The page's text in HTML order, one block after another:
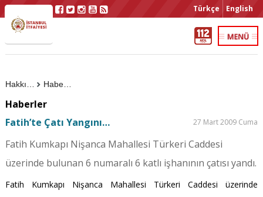
Türkçe English
Haberler
Haberler
Fatih’te Çatı Yangını…
27 Mart 2009 Cuma
Fatih Kumkapı Nişanca Mahallesi Türkeri Caddesi
üzerinde bulunan 6 numaralı 6 katlı işhanının çatısı yandı.
Fatih Kumkapı Nişanca Mahallesi Türkeri Caddesi üzerinde